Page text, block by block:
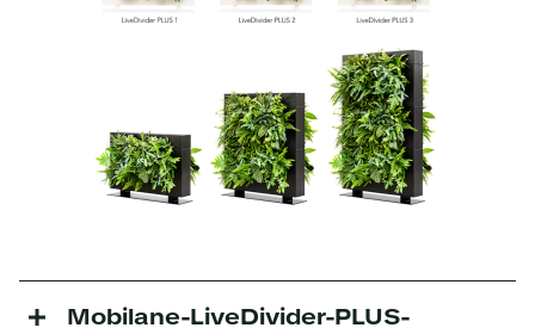
Mobilane-LiveDivider-PLUS-